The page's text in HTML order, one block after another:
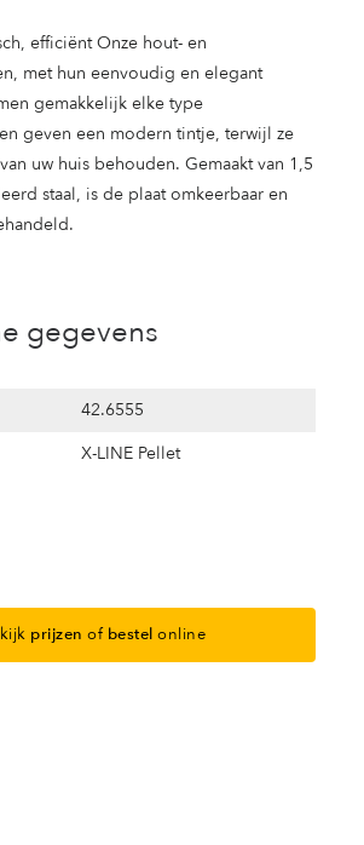
efficiënt Onze hout- en
met hun eenvoudig en elegant
gemakkelijk elke type
geven een modern tintje, terwijl ze
uw huis behouden. Gemaakt van 1,5
staal, is de plaat omkeerbaar en
gegevens
42.6555
X-LINE Pellet
prijzen of bestel online